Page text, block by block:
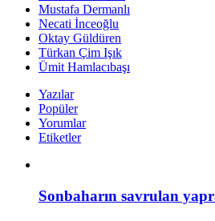
Mustafa Dermanlı
Necati İnceoğlu
Oktay Güldüren
Türkan Çim Işık
Ümit Hamlacıbaşı
Yazılar
Popüler
Yorumlar
Etiketler
Sonbaharın savrulan